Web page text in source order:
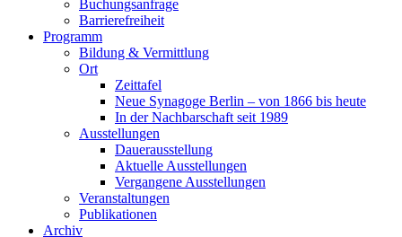
Buchungsanfrage
Barrierefreiheit
Programm
Bildung & Vermittlung
Ort
Zeittafel
Neue Synagoge Berlin – von 1866 bis heute
In der Nachbarschaft seit 1989
Ausstellungen
Dauerausstellung
Aktuelle Ausstellungen
Vergangene Ausstellungen
Veranstaltungen
Publikationen
Archiv